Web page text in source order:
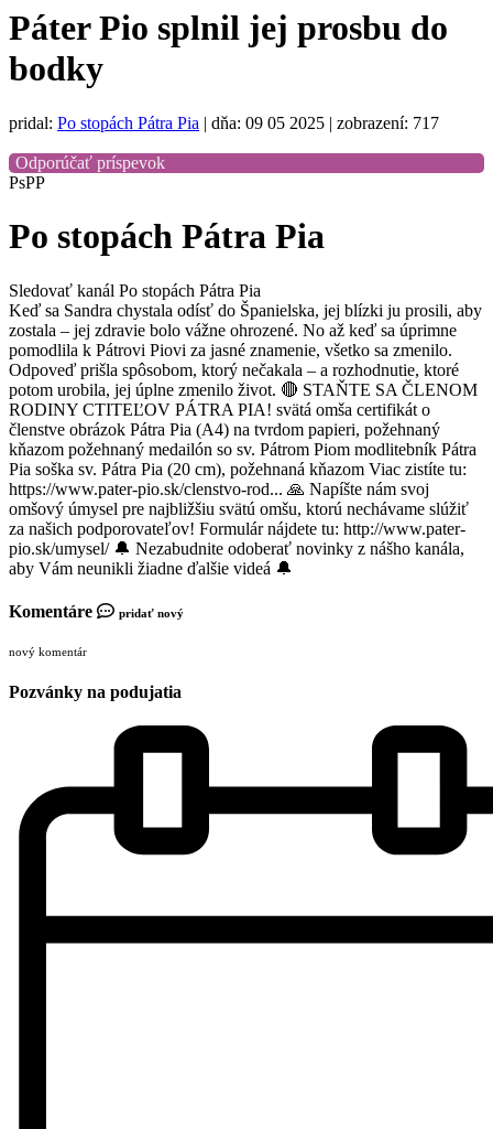
Páter Pio splnil jej prosbu do
bodky
pridal: Po stopách Pátra Pia | dňa: 09 05 2025 | zobrazení: 717
Odporúčať príspevok
PsPP
Po stopách Pátra Pia
Sledovať kanál Po stopách Pátra Pia
Keď sa Sandra chystala odísť do Španielska, jej blízki ju prosili, aby
zostala – jej zdravie bolo vážne ohrozené. No až keď sa úprimne
pomodlila k Pátrovi Piovi za jasné znamenie, všetko sa zmenilo.
Odpoveď prišla spôsobom, ktorý nečakala – a rozhodnutie, ktoré
potom urobila, jej úplne zmenilo život. 🔴 STAŇTE SA ČLENOM
RODINY CTITEĽOV PÁTRA PIA! svätá omša certifikát o
členstve obrázok Pátra Pia (A4) na tvrdom papieri, požehnaný
kňazom požehnaný medailón so sv. Pátrom Piom modlitebník Pátra
Pia soška sv. Pátra Pia (20 cm), požehnaná kňazom Viac zistíte tu:
https://www.pater-pio.sk/clenstvo-rod... 🙏 Napíšte nám svoj
omšový úmysel pre najbližšiu svätú omšu, ktorú nechávame slúžiť
za našich podporovateľov! Formulár nájdete tu: http://www.pater-
pio.sk/umysel/ 🔔 Nezabudnite odoberať novinky z nášho kanála,
aby Vám neunikli žiadne ďalšie videá 🔔
Komentáre pridať nový
nový komentár
Pozvánky na podujatia